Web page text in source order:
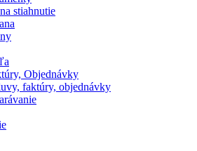
stiahnutie
Objednávky
faktúry, objednávky